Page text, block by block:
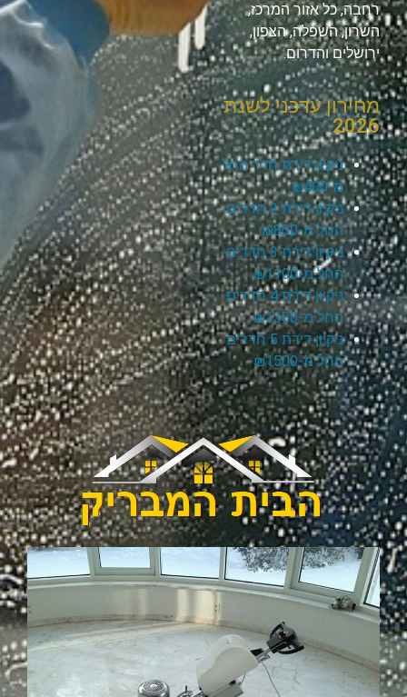
רחבה, כל אזור המרכז,
השרון, השפלה, הצפון,
ירושלים והדרום.
מחירון עדכני לשנת
2026
ניקיון דירת חדר החל
מ-₪400
ניקיון דירת 2 חדרים
החל מ-₪800
ניקיון דירת 3 חדרים
החל מ-₪1100
ניקיון דירת 4 חדרים
החל מ-₪1300
ניקיון דירת 5 חדרים
החל מ-₪1500